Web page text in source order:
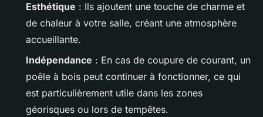
Esthétique : Ils ajoutent une touche de charme et
de chaleur à votre salle, créant une atmosphère
accueillante.
Indépendance : En cas de coupure de courant, un
poêle à bois peut continuer à fonctionner, ce qui
est particulièrement utile dans les zones
géorisques ou lors de tempêtes.